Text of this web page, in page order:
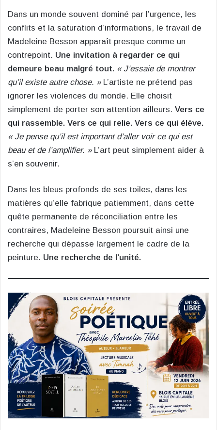
Dans un monde souvent dominé par l’urgence, les
conflits et la saturation d’informations, le travail de
Madeleine Besson apparaît presque comme un
contrepoint. Une invitation à regarder ce qui
demeure beau malgré tout. « J’essaie de montrer
qu’il existe autre chose. »L’artiste ne prétend pas
ignorer les violences du monde. Elle choisit
simplement de porter son attention ailleurs. Vers ce
qui rassemble. Vers ce qui relie. Vers ce qui élève.
« Je pense qu’il est important d’aller voir ce qui est
beau et de l’amplifier. »L’art peut simplement aider à
s’en souvenir.
Dans les bleus profonds de ses toiles, dans les
matières qu’elle fabrique patiemment, dans cette
quête permanente de réconciliation entre les
contraires, Madeleine Besson poursuit ainsi une
recherche qui dépasse largement le cadre de la
peinture. Une recherche de l’unité.